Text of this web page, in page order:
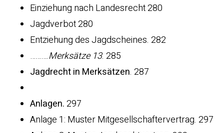
Einziehung nach Landesrecht 280
Jagdverbot 280
Entziehung des Jagdscheines. 282
……….Merksätze 13. 285
Jagdrecht in Merksätzen. 287
Anlagen.297
Anlage 1: Muster Mitgesellschaftervertrag. 297